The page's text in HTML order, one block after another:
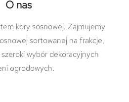
O nas
kory sosnowej. Zajmujemy
sortowanej na frakcje,
wybór dekoracyjnych
ogrodowych.